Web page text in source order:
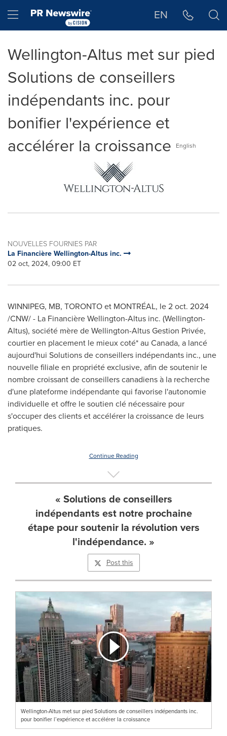
Hamburger menu EN
Wellington-Altus met sur pied
Solutions de conseillers
indépendants inc. pour
bonifier l'expérience et
accélérer la croissance
English
NOUVELLES FOURNIES PAR
La Financière Wellington-Altus inc.
02 oct, 2024, 09:00 ET
WINNIPEG, MB, TORONTOet MONTRÉAL, le2 oct. 2024
/CNW/ - La Financière Wellington-Altus inc. (Wellington-
Altus), société mère de Wellington-Altus Gestion Privée,
courtier en placement le mieux coté* au Canada, a lancé
aujourd'hui Solutions de conseillers indépendants inc., une
nouvelle filiale en propriété exclusive, afin de soutenir le
nombre croissant de conseillers canadiens à la recherche
d'une plateforme indépendante qui favorise l'autonomie
individuelle et offre le soutien clé nécessaire pour
s'occuper des clients et accélérer la croissance de leurs
pratiques.
Continue Reading
« Solutions de conseillers
indépendants est notre prochaine
étape pour soutenir la révolution vers
l'indépendance. »
Post this
Wellington-Altus met sur pied Solutions de conseillers indépendants inc.
pour bonifier l’expérience et accélérer la croissance